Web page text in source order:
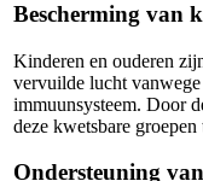
Bescherming van
Kinderen en ouderen
vervuilde lucht
immuunsysteem. Door
deze kwetsbare
Ondersteuning